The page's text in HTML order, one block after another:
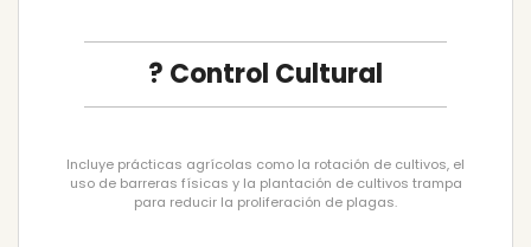
? Control Cultural
Incluye prácticas agrícolas como la rotación de cultivos, el
uso de barreras físicas y la plantación de cultivos trampa
para reducir la proliferación de plagas.